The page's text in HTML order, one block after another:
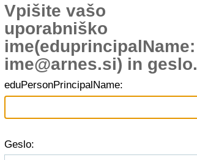
Vpišite vašo
uporabniško
ime(eduprincipalName:
ime@arnes.si) in geslo.
eduPersonPrincipalName:
Geslo: